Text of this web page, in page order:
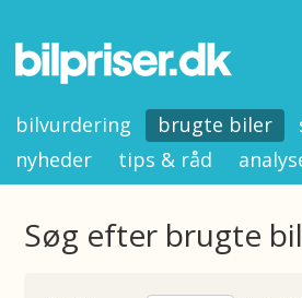
bilvurdering brugte biler
nyheder
tips & råd
Søg efter brugte